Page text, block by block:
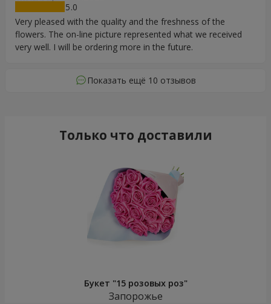
5
Very pleased with the quality and the freshness of the
flowers. The on-line picture represented what we received
very well. I will be ordering more in the future.
Показать ещё 10 отзывов
Только что доставили
Букет "15 розовых роз"
Запорожье